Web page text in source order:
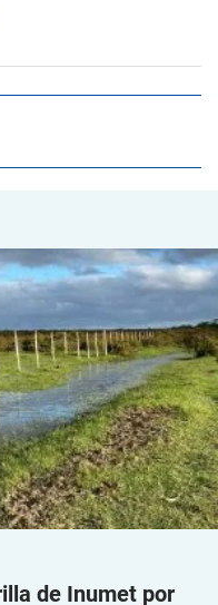
de Inumet por